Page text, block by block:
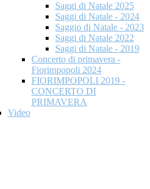
Saggi di Natale 2025
Saggi di Natale - 2024
Saggio di Natale - 2023
Saggi di Natale 2022
Saggi di Natale - 2019
Concerto di primavera -
Fiorimpopoli 2024
FIORIMPOPOLI 2019 -
CONCERTO DI
PRIMAVERA
Video